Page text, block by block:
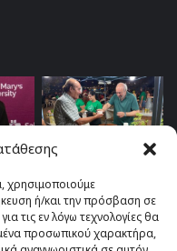
χρησιμοποιούμε
ή/και την πρόσβαση σε
τις εν λόγω τεχνολογίες θα
προσωπικού χαρακτήρα,